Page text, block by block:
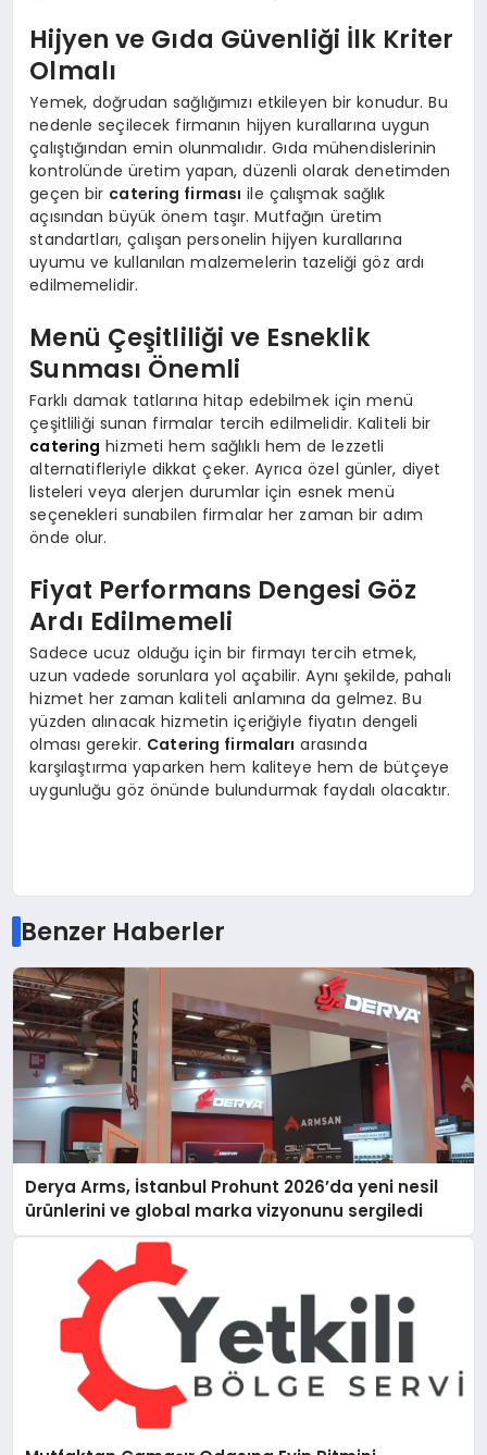
Hijyen ve Gıda Güvenliği İlk Kriter
Olmalı
Yemek, doğrudan sağlığımızı etkileyen bir konudur. Bu
nedenle seçilecek firmanın hijyen kurallarına uygun
çalıştığından emin olunmalıdır. Gıda mühendislerinin
kontrolünde üretim yapan, düzenli olarak denetimden
geçen bir catering firması ile çalışmak sağlık
açısından büyük önem taşır. Mutfağın üretim
standartları, çalışan personelin hijyen kurallarına
uyumu ve kullanılan malzemelerin tazeliği göz ardı
edilmemelidir.
Menü Çeşitliliği ve Esneklik
Sunması Önemli
Farklı damak tatlarına hitap edebilmek için menü
çeşitliliği sunan firmalar tercih edilmelidir. Kaliteli bir
catering hizmeti hem sağlıklı hem de lezzetli
alternatifleriyle dikkat çeker. Ayrıca özel günler, diyet
listeleri veya alerjen durumlar için esnek menü
seçenekleri sunabilen firmalar her zaman bir adım
önde olur.
Fiyat Performans Dengesi Göz
Ardı Edilmemeli
Sadece ucuz olduğu için bir firmayı tercih etmek,
uzun vadede sorunlara yol açabilir. Aynı şekilde, pahalı
hizmet her zaman kaliteli anlamına da gelmez. Bu
yüzden alınacak hizmetin içeriğiyle fiyatın dengeli
olması gerekir. Catering firmaları arasında
karşılaştırma yaparken hem kaliteye hem de bütçeye
uygunluğu göz önünde bulundurmak faydalı olacaktır.
Benzer Haberler
Derya Arms, İstanbul Prohunt 2026’da yeni nesil
ürünlerini ve global marka vizyonunu sergiledi